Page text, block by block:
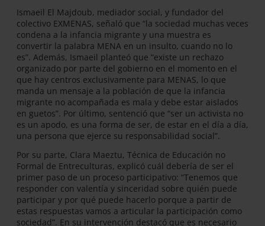
Ismaeil El Majdoub, mediador social, y fundador del
colectivo EXMENAS, señaló que “la sociedad muchas veces
condena a la infancia migrante y una muestra es
convertir la palabra MENA en un insulto, cuando no lo
es”. Además, Ismaeil planteó que “existe un rechazo
organizado por parte del gobierno en el momento en el
que hay centros exclusivamente para MENAS, lo que
manda un mensaje a la población de que la infancia
migrante no acompañada es mala y debe estar aislados
en guetos”. Por último, sentenció que “ser un activista no
es un apodo, es una forma de ser, de estar en el día a día,
una persona que ejerce su responsabilidad social”.
Por su parte, Clara Maeztu, Técnica de Educación no
Formal de Entreculturas, explicó cuál debería de ser el
primer paso de un proceso participativo: “Tenemos que
responder con valentía y sinceridad sobre quién puede
participar y por qué puede hacerlo porque a partir de
estas respuestas vamos a articular la participación como
sociedad”. En su intervención destacó que es necesario